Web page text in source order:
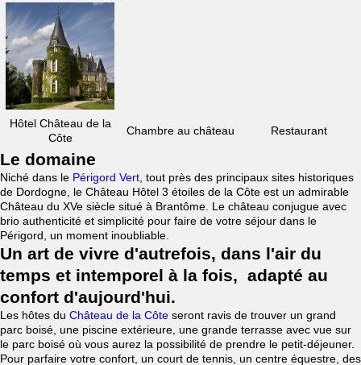
Hôtel Château de la
Côte
Chambre au château Restaurant
Le domaine
Niché dans le Périgord Vert , tout près des principaux sites historiques
de Dordogne, le Château Hôtel 3 étoiles de la Côte est un admirable
Château du XVe siècle situé à Brantôme. Le château conjugue avec
brio authenticité et simplicité pour faire de votre séjour dans le
Périgord, un moment inoubliable.
Un art de vivre d'autrefois, dans l'air du
temps et intemporel à la fois, adapté au
confort d'aujourd'hui.
Les hôtes du Château de la Côte seront ravis de trouver un grand
parc boisé, une piscine extérieure, une grande terrasse avec vue sur
le parc boisé où vous aurez la possibilité de prendre le petit-déjeuner.
Pour parfaire votre confort, un court de tennis, un centre équestre, des